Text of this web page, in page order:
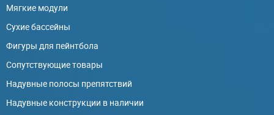
Мягкие модули
Сухие бассейны
Фигуры для пейнтбола
Сопутствующие товары
Надувные полосы препятствий
Надувные конструкции в наличии